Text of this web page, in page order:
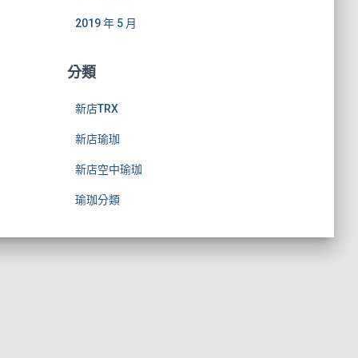
2019 年 5 月
分類
新店TRX
新店瑜珈
新店空中瑜珈
瑜珈分類